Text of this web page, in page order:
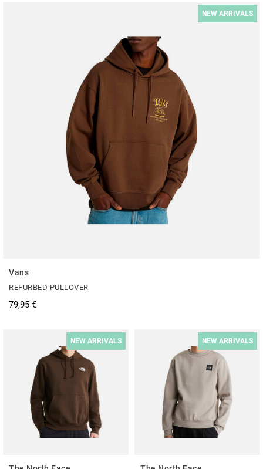
NEW ARRIVALS
Vans
REFURBED PULLOVER
79,95 €
NEW ARRIVALS NEW ARRIVALS